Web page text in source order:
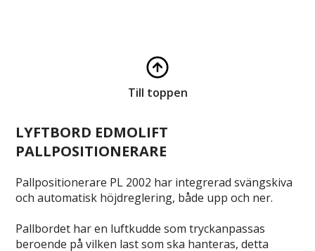
Till toppen
LYFTBORD EDMOLIFT
PALLPOSITIONERARE
Pallpositionerare PL 2002 har integrerad svängskiva
och automatisk höjdreglering, både upp och ner.
Pallbordet har en luftkudde som tryckanpassas
beroende på vilken last som ska hanteras, detta